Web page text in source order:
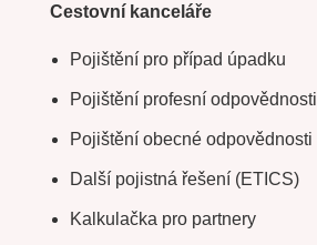
Cestovní kanceláře
Pojištění pro případ úpadku
Pojištění profesní odpovědnosti
Pojištění obecné odpovědnosti
Další pojistná řešení (ETICS)
Kalkulačka pro partnery